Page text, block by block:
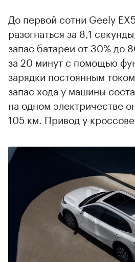
До первой сотни Geely
разогнаться за 8,1
запас батареи от 30% до
за 20 минут с помощью
зарядки постоянным
запас хода у машины
на одном электричестве
105 км. Привод у